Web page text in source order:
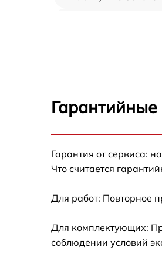
Замена
SCE81816TS
Ремонт датчика
Гарантийные
Гарантия от сервиса:
Что считается
Для работ: Повторное
Для комплектующих:
соблюдении условий